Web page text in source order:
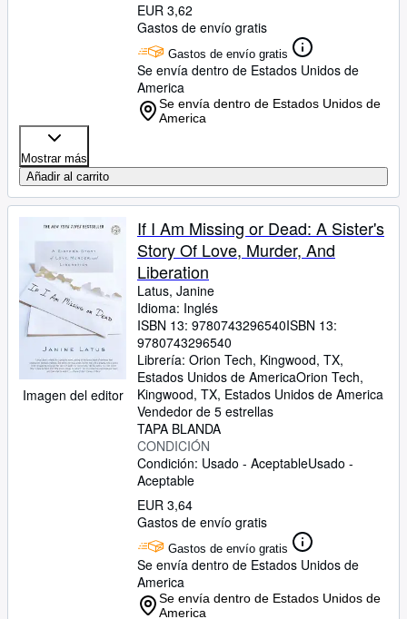
EUR 3,62
Gastos de envío gratis
Gastos de envío gratis
Se envía dentro de Estados Unidos de
America
Se envía dentro de Estados Unidos de
America
Mostrar más
Añadir al carrito
Imagen del editor
If I Am Missing or Dead: A Sister's
Story Of Love, Murder, And
Liberation
Latus, Janine
Idioma: Inglés
ISBN 13: 9780743296540ISBN 13:
9780743296540
Librería: Orion Tech, Kingwood, TX,
Estados Unidos de AmericaOrion Tech,
Kingwood, TX, Estados Unidos de America
Vendedor de 5 estrellas
TAPA BLANDA
CONDICIÓN
Condición: Usado - AceptableUsado -
Aceptable
EUR 3,64
Gastos de envío gratis
Gastos de envío gratis
Se envía dentro de Estados Unidos de
America
Se envía dentro de Estados Unidos de
America